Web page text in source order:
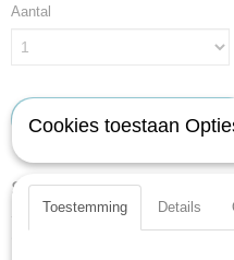
Aantal
IN WINKELWAGEN
Specificaties
Productcode
Cookies toestaan
Toestemming Details